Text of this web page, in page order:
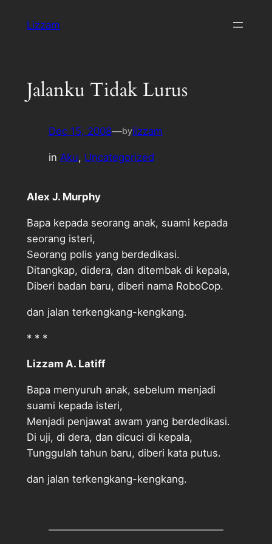
Lizzam
Jalanku Tidak Lurus
Dec 15, 2008—bylizzam
in Aku, Uncategorized
Alex J. Murphy
Bapa kepada seorang anak, suami kepada
seorang isteri,
Seorang polis yang berdedikasi.
Ditangkap, didera, dan ditembak di kepala,
Diberi badan baru, diberi nama RoboCop.
dan jalan terkengkang-kengkang.
* * *
Lizzam A. Latiff
Bapa menyuruh anak, sebelum menjadi
suami kepada isteri,
Menjadi penjawat awam yang berdedikasi.
Di uji, di dera, dan dicuci di kepala,
Tunggulah tahun baru, diberi kata putus.
dan jalan terkengkang-kengkang.